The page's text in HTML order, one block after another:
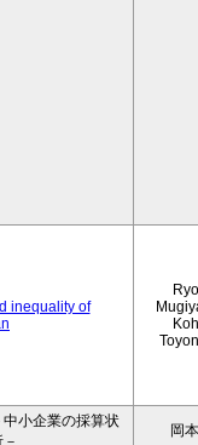
inequality of
小企業の採算状
岡